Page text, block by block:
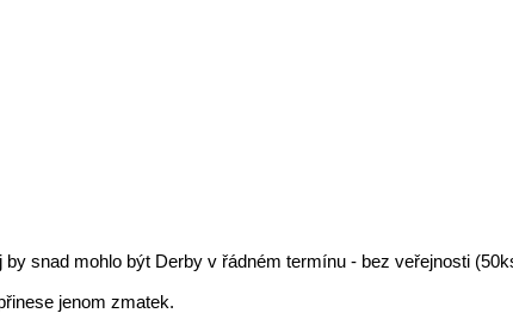
snad mohlo být Derby v řádném termínu - bez veřejnosti
jenom zmatek.